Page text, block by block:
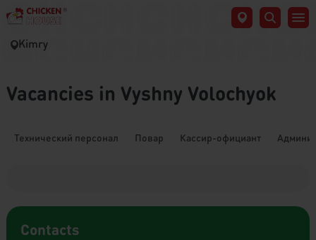
Kimry
Vacancies in Vyshny Volochyok
Технический персонал Повар Кассир-официант
Contacts